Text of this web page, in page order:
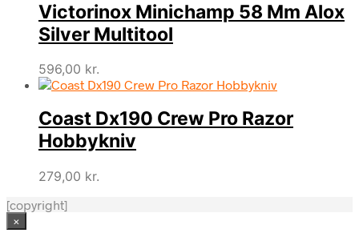
Victorinox Minichamp 58 Mm Alox
Silver Multitool
596,00 kr.
Coast Dx190 Crew Pro Razor
Hobbykniv
279,00 kr.
[copyright]
×